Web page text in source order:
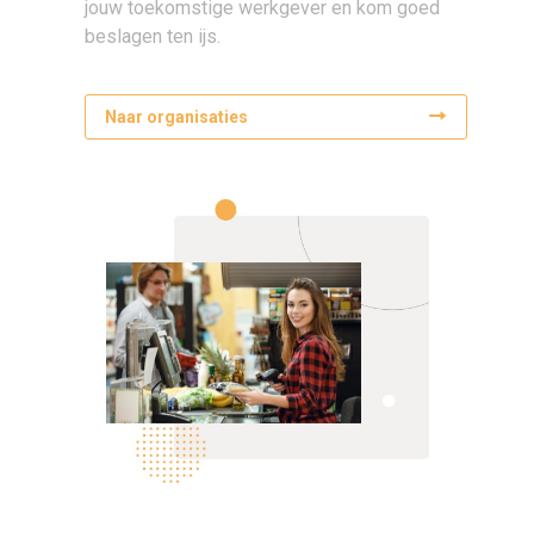
jouw toekomstige werkgever en kom goed
beslagen ten ijs.
Naar organisaties